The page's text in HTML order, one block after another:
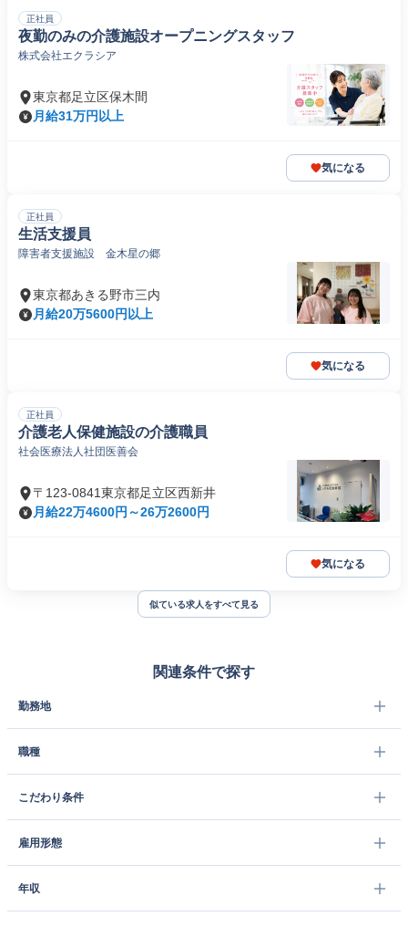
正社員
夜勤のみの介護施設オープニングスタッフ
株式会社エクラシア
東京都足立区保木間
月給31万円以上
気になる
正社員
生活支援員
障害者支援施設 金木星の郷
東京都あきる野市三内
月給20万5600円以上
気になる
正社員
介護老人保健施設の介護職員
社会医療法人社団医善会
〒123-0841東京都足立区西新井
月給22万4600円～26万2600円
気になる
似ている求人をすべて見る
関連条件で探す
勤務地
職種
こだわり条件
雇用形態
年収